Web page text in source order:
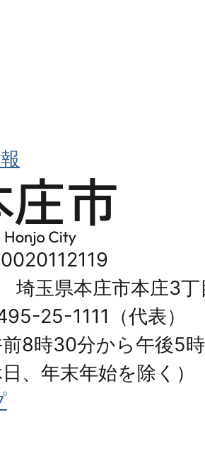
玉県本庄市本庄3丁
25-1111（代表）
8時30分から午後5
、年末年始を除く）